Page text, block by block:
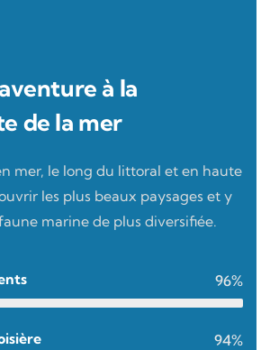
à la
de la mer
mer, le long du littoral et en haute
les plus beaux paysages et y
marine de plus diversifiée.
96%
94%